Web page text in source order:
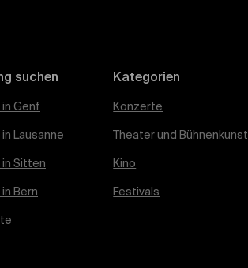
suchen
Genf
Lausanne
Sitten
Bern
Kategorien
Konzerte
Theater und Bühnenkunst
Kino
Festivals